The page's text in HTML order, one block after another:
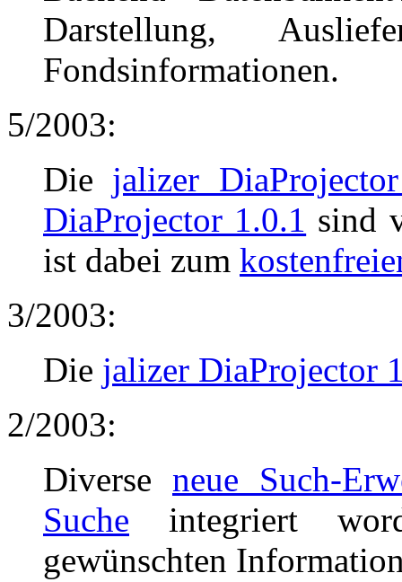
Darstellung,
Fondsinformationen.
5/2003:
Die jalizer
DiaProjector 1.0.1 sind
ist dabei zum
3/2003:
Die jalizer DiaProjector
2/2003:
Diverse neue Such-
Suche integriert
gewünschten